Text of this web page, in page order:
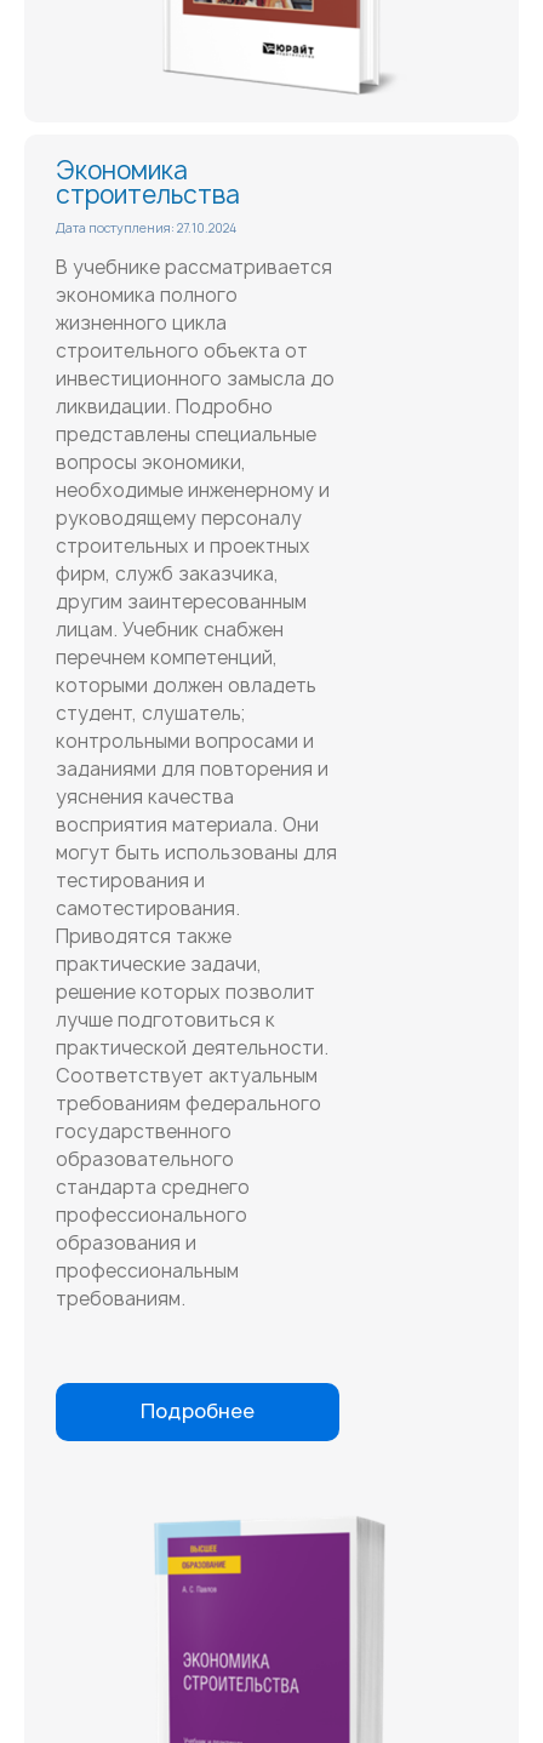
Экономика
строительства
Дата поступления: 27.10.2024
В учебнике рассматривается
экономика полного
жизненного цикла
строительного объекта от
инвестиционного замысла до
ликвидации. Подробно
представлены специальные
вопросы экономики,
необходимые инженерному и
руководящему персоналу
строительных и проектных
фирм, служб заказчика,
другим заинтересованным
лицам. Учебник снабжен
перечнем компетенций,
которыми должен овладеть
студент, слушатель;
контрольными вопросами и
заданиями для повторения и
уяснения качества
восприятия материала. Они
могут быть использованы для
тестирования и
самотестирования.
Приводятся также
практические задачи,
решение которых позволит
лучше подготовиться к
практической деятельности.
Соответствует актуальным
требованиям федерального
государственного
образовательного
стандарта среднего
профессионального
образования и
профессиональным
требованиям.
Подробнее